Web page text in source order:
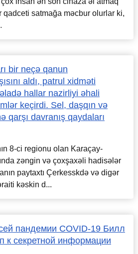
qadceti satmağa məcbur olurlar ki,
bir neçə qanun
aldı, patrul xidməti
hallar nazirliyi əhali
keçirdi. Sel, daşqın və
qarşı davranış qaydaları
8-ci regionu olan Karaçay-
zəngin və çoxşaxəli hadisələr
paytaxtı Çerkesskdə və digər
kəskin d...
пандемии COVID-19 Билл
к секретной информации